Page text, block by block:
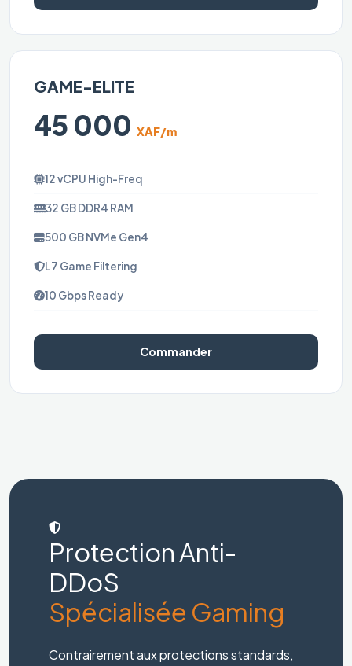
GAME-ELITE
45 000 XAF/m
12 vCPU High-Freq
32 GB DDR4 RAM
500 GB NVMe Gen4
L7 Game Filtering
10 Gbps Ready
Commander
Protection Anti-
DDoS
Spécialisée Gaming
Contrairement aux protections standards,